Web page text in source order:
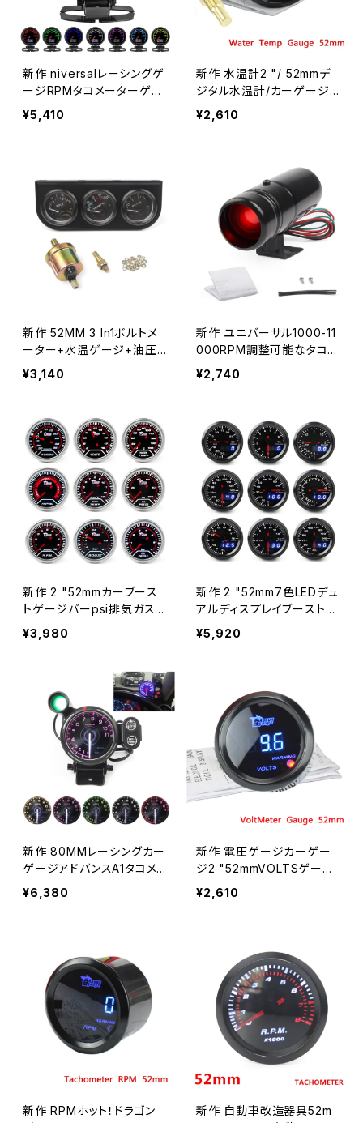
新作 niversalレーシングゲ
ージRPMタコメーターゲー
ジGReddi7ライトカラーLC
Dディスプレイ電圧計付き6
¥5,410
新作 水温計2 "/ 52mmデ
ジタル水温計/カーゲージ/
カーメーター/自動車部品
¥2,610
新作 52MM 3 In1ボルトメ
ーター+水温ゲージ+油圧
ゲージキットボルトメーター
または油温ゲージトリプル
¥3,140
新作 ユニバーサル1000-11
000RPM調整可能なタコメ
ーターゲージ警告シフトラ
イト赤/青LEDランプタコカ
¥2,740
新作 2 "52mmカーブース
トゲージバーpsi排気ガス
温度水温オイル温度オイル
プレス空気燃料ゲージ電圧
¥3,980
新作 2 "52mm7色LEDデュ
アルディスプレイブースト水
油温度油圧電圧計空燃比E
GTタコメーターカーゲージ
¥5,920
新作 80MMレーシングカー
ゲージアドバンスA1タコメ
ーターDefi0-11000RPMゲ
ージスピードステッピングモ
¥6,380
新作 電圧ゲージカーゲー
ジ2 "52mmVOLTSゲージ
カー電圧メーター青色LED
ブラックシェル自動車用ゲ
¥2,610
新作 RPMホット！ドラゴン
新作 自動車改造器具52m